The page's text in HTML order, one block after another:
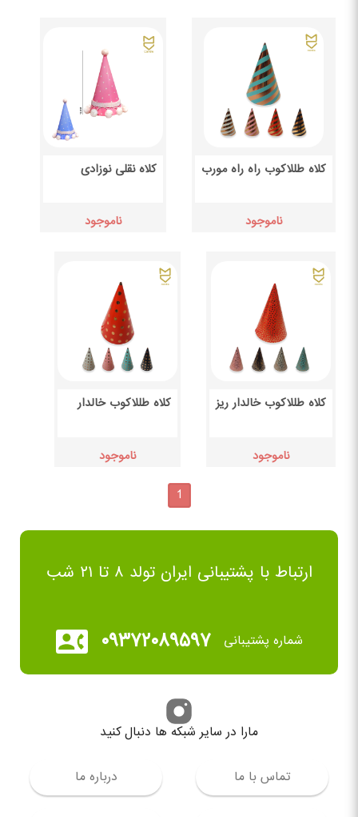
کلاه طللاکوب راه راه مورب
ناموجود
کلاه نقلی نوزادی
ناموجود
کلاه طللاکوب خالدار ریز
ناموجود
کلاه طللاکوب خالدار
ناموجود
1
ارتباط با پشتیبانی ایران تولد ۸ تا ۲۱ شب
شماره پشتیبانی ۰۹۳۷۲۰۸۹۵۹۷
تماس با ما درباره ما
مارا در سایر شبکه ها دنبال کنید